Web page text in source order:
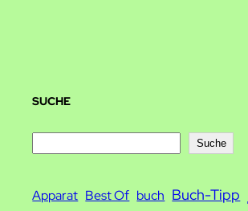
SUCHE
c
Suche
Apparat Best Of buch Buch-Tipp